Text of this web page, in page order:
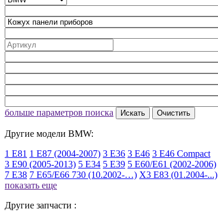
больше параметров поиска Искать Очистить
Другие модели BMW:
1 E81 1 E87 (2004-2007) 3 E36 3 E46 3 E46 Compact
3 E90 (2005-2013) 5 E34 5 E39 5 E60/E61 (2002-2006)
7 E38 7 E65/E66 730 (10.2002-…) X3 E83 (01.2004-...)
показать еще
Другие запчасти :